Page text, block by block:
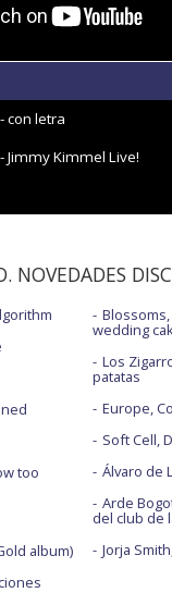
con letra
Jimmy Kimmel Live!
NOVEDADES
too
album)
wedding
Los
patatas
Europe,
Soft Cell,
Álvaro de
Arde
del club de
Jorja